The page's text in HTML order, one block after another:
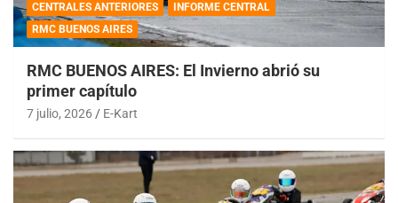
CENTRALES ANTERIORES
INFORME CENTRAL
RMC BUENOS AIRES
RMC BUENOS AIRES: El Invierno abrió su
primer capítulo
7 julio, 2026 E-Kart